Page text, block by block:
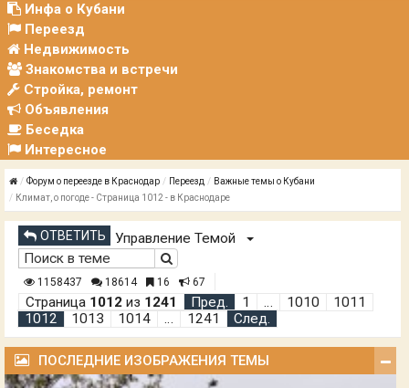
Инфа о Кубани
Переезд
Недвижимость
Знакомства и встречи
Стройка, ремонт
Объявления
Беседка
Интересное
Форум о переезде в Краснодар Переезд
Важные темы о Кубани
Климат, о погоде - Страница 1012 - в Краснодаре
ОТВЕТИТЬ Управление Темой
1158437 18614 16 67
Страница 1012 из 1241 Пред. 1 … 1010
1011
1012
1013 1014 … 1241 След.
ПОСЛЕДНИЕ ИЗОБРАЖЕНИЯ ТЕМЫ